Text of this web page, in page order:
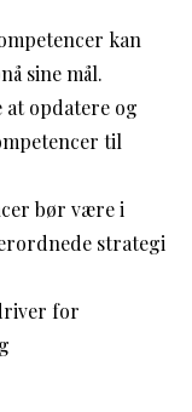
kan
sine mål.
opdatere og
til
bør være i
strategi
for